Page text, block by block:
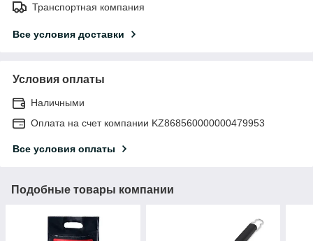
Транспортная компания
Все условия доставки
Условия оплаты
Наличными
Оплата на счет компании KZ868560000000479953
Все условия оплаты
Подобные товары компании